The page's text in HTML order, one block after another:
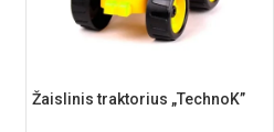
Žaislinis traktorius „TechnoK”